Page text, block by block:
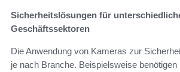
Sicherheitslösungen für
Geschäftssektoren
Die Anwendung von Kameras zur
je nach Branche. Beispielsweise benötigen